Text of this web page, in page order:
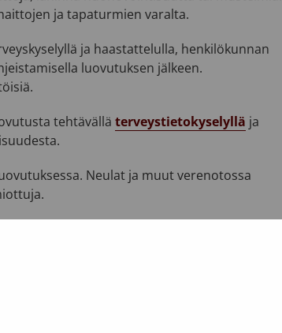
ja tapaturmien varalta.
ja haastattelulla, henkilökunnan
luovutuksen jälkeen.
tehtävällä terveystietokyselyllä ja
Neulat ja muut verenotossa
aiheuttavat pienen riskin potilaan